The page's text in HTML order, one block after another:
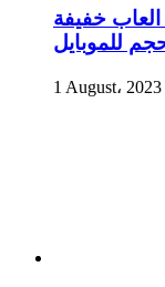
العاب خفيفة
للموبايل
1 August، 2023